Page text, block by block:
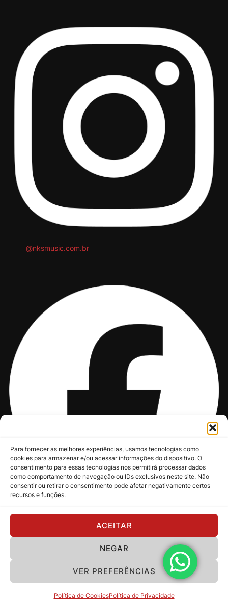
Para fornecer as melhores experiências, usamos tecnologias como
cookies para armazenar e/ou acessar informações do dispositivo. O
consentimento para essas tecnologias nos permitirá processar dados
como comportamento de navegação ou IDs exclusivos neste site. Não
consentir ou retirar o consentimento pode afetar negativamente certos
recursos e funções.
ACEITAR
NEGAR
VER PREFERÊNCIAS
Política de CookiesPolítica de Privacidade
@nksmusic.com.br
Política de Privacidade